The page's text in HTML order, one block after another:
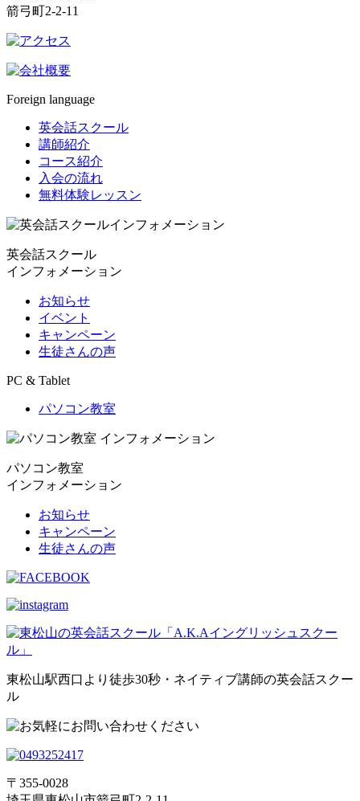
箭弓町2-2-11
Foreign language
英会話スクール
講師紹介
コース紹介
入会の流れ
無料体験レッスン
英会話スクール
インフォメーション
お知らせ
イベント
キャンペーン
生徒さんの声
PC & Tablet
パソコン教室
パソコン教室
インフォメーション
お知らせ
キャンペーン
生徒さんの声
東松山駅西口より徒歩30秒・ネイティブ講師の英会話スクー
ル
〒355-0028